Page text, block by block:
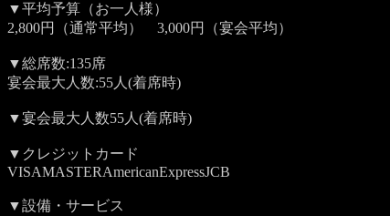
▼平均予算（お一人様）
2,800円（通常平均） 3,000円（宴会平均）
▼総席数:135席
宴会最大人数:55人(着席時)
▼宴会最大人数55人(着席時)
▼クレジットカード
VISAMASTERAmericanExpressJCB
▼設備・サービス